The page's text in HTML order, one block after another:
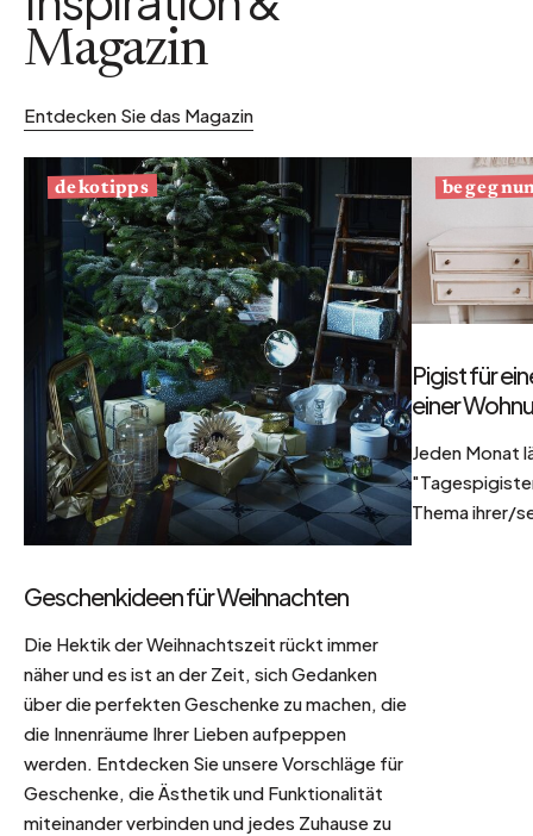
Magazin
Entdecken Sie das Magazin
dekotipps
Geschenkideen für Weihnachten
Die Hektik der Weihnachtszeit rückt immer
näher und es ist an der Zeit, sich Gedanken
über die perfekten Geschenke zu machen, die
die Innenräume Ihrer Lieben aufpeppen
werden. Entdecken Sie unsere Vorschläge für
Geschenke, die Ästhetik und Funktionalität
miteinander verbinden und jedes Zuhause zu
Pigist für
einer
Jeden Monat
Thema ihrer/